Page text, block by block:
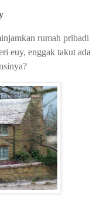
rumah pribadi
euy, enggak takut ada